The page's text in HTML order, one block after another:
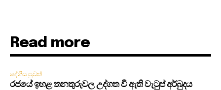
Read more
දේශීය පුවත්
රජයේ ඉහළ තනතුරුවල උද්ගත වී ඇති වැටුප් අර්බුදය